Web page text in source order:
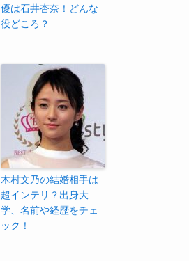
優は石井杏奈！どんな
役どころ？
木村文乃の結婚相手は
超インテリ？出身大
学、名前や経歴をチェ
ック！